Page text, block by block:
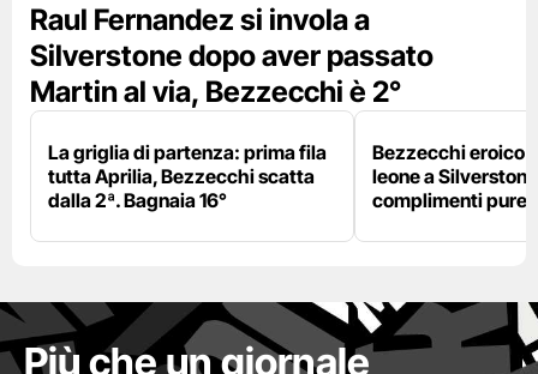
Raul Fernandez si invola a
Silverstone dopo aver passato
Martin al via, Bezzecchi è 2°
La griglia di partenza: prima fila
tutta Aprilia, Bezzecchi scatta
dalla 2ª. Bagnaia 16°
Bezzecchi eroico
leone a
complimenti pure
Più che un giornale